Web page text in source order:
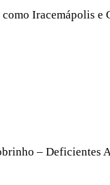
como
– Deficientes